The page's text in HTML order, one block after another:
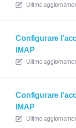
Ultimo
Configurare
IMAP
Ultimo
Configurare
IMAP
Ultimo